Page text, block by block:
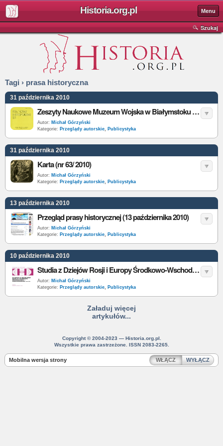
Historia.org.pl Menu
Szukaj
Tagi › prasa historyczna
31 października 2010
Zeszyty Naukowe Muzeum Wojska w Białymstoku (nr 22/2010) oraz Studia i Materiały do Historii Wojskowości (nr 46/2009)
Autor: Michał Górzyński
Kategorie: Przeglądy autorskie, Publicystyka
31 października 2010
Karta (nr 63/ 2010)
Autor: Michał Górzyński
Kategorie: Przeglądy autorskie, Publicystyka
13 października 2010
Przegląd prasy historycznej (13 października 2010)
Autor: Michał Górzyński
Kategorie: Przeglądy autorskie, Publicystyka
10 października 2010
Studia z Dziejów Rosji i Europy Środkowo-Wschodniej
Autor: Michał Górzyński
Kategorie: Przeglądy autorskie, Publicystyka
Załaduj więcej
artykułów...
Copyright © 2004-2023 — Historia.org.pl.
Wszystkie prawa zastrzeżone. ISSN 2083-2265.
Mobilna wersja strony WŁĄCZ WYŁĄCZ